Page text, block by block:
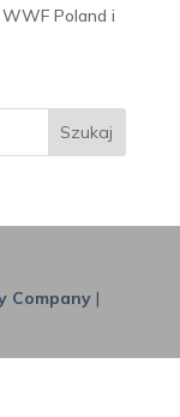
Poland i
Szukaj
Company|